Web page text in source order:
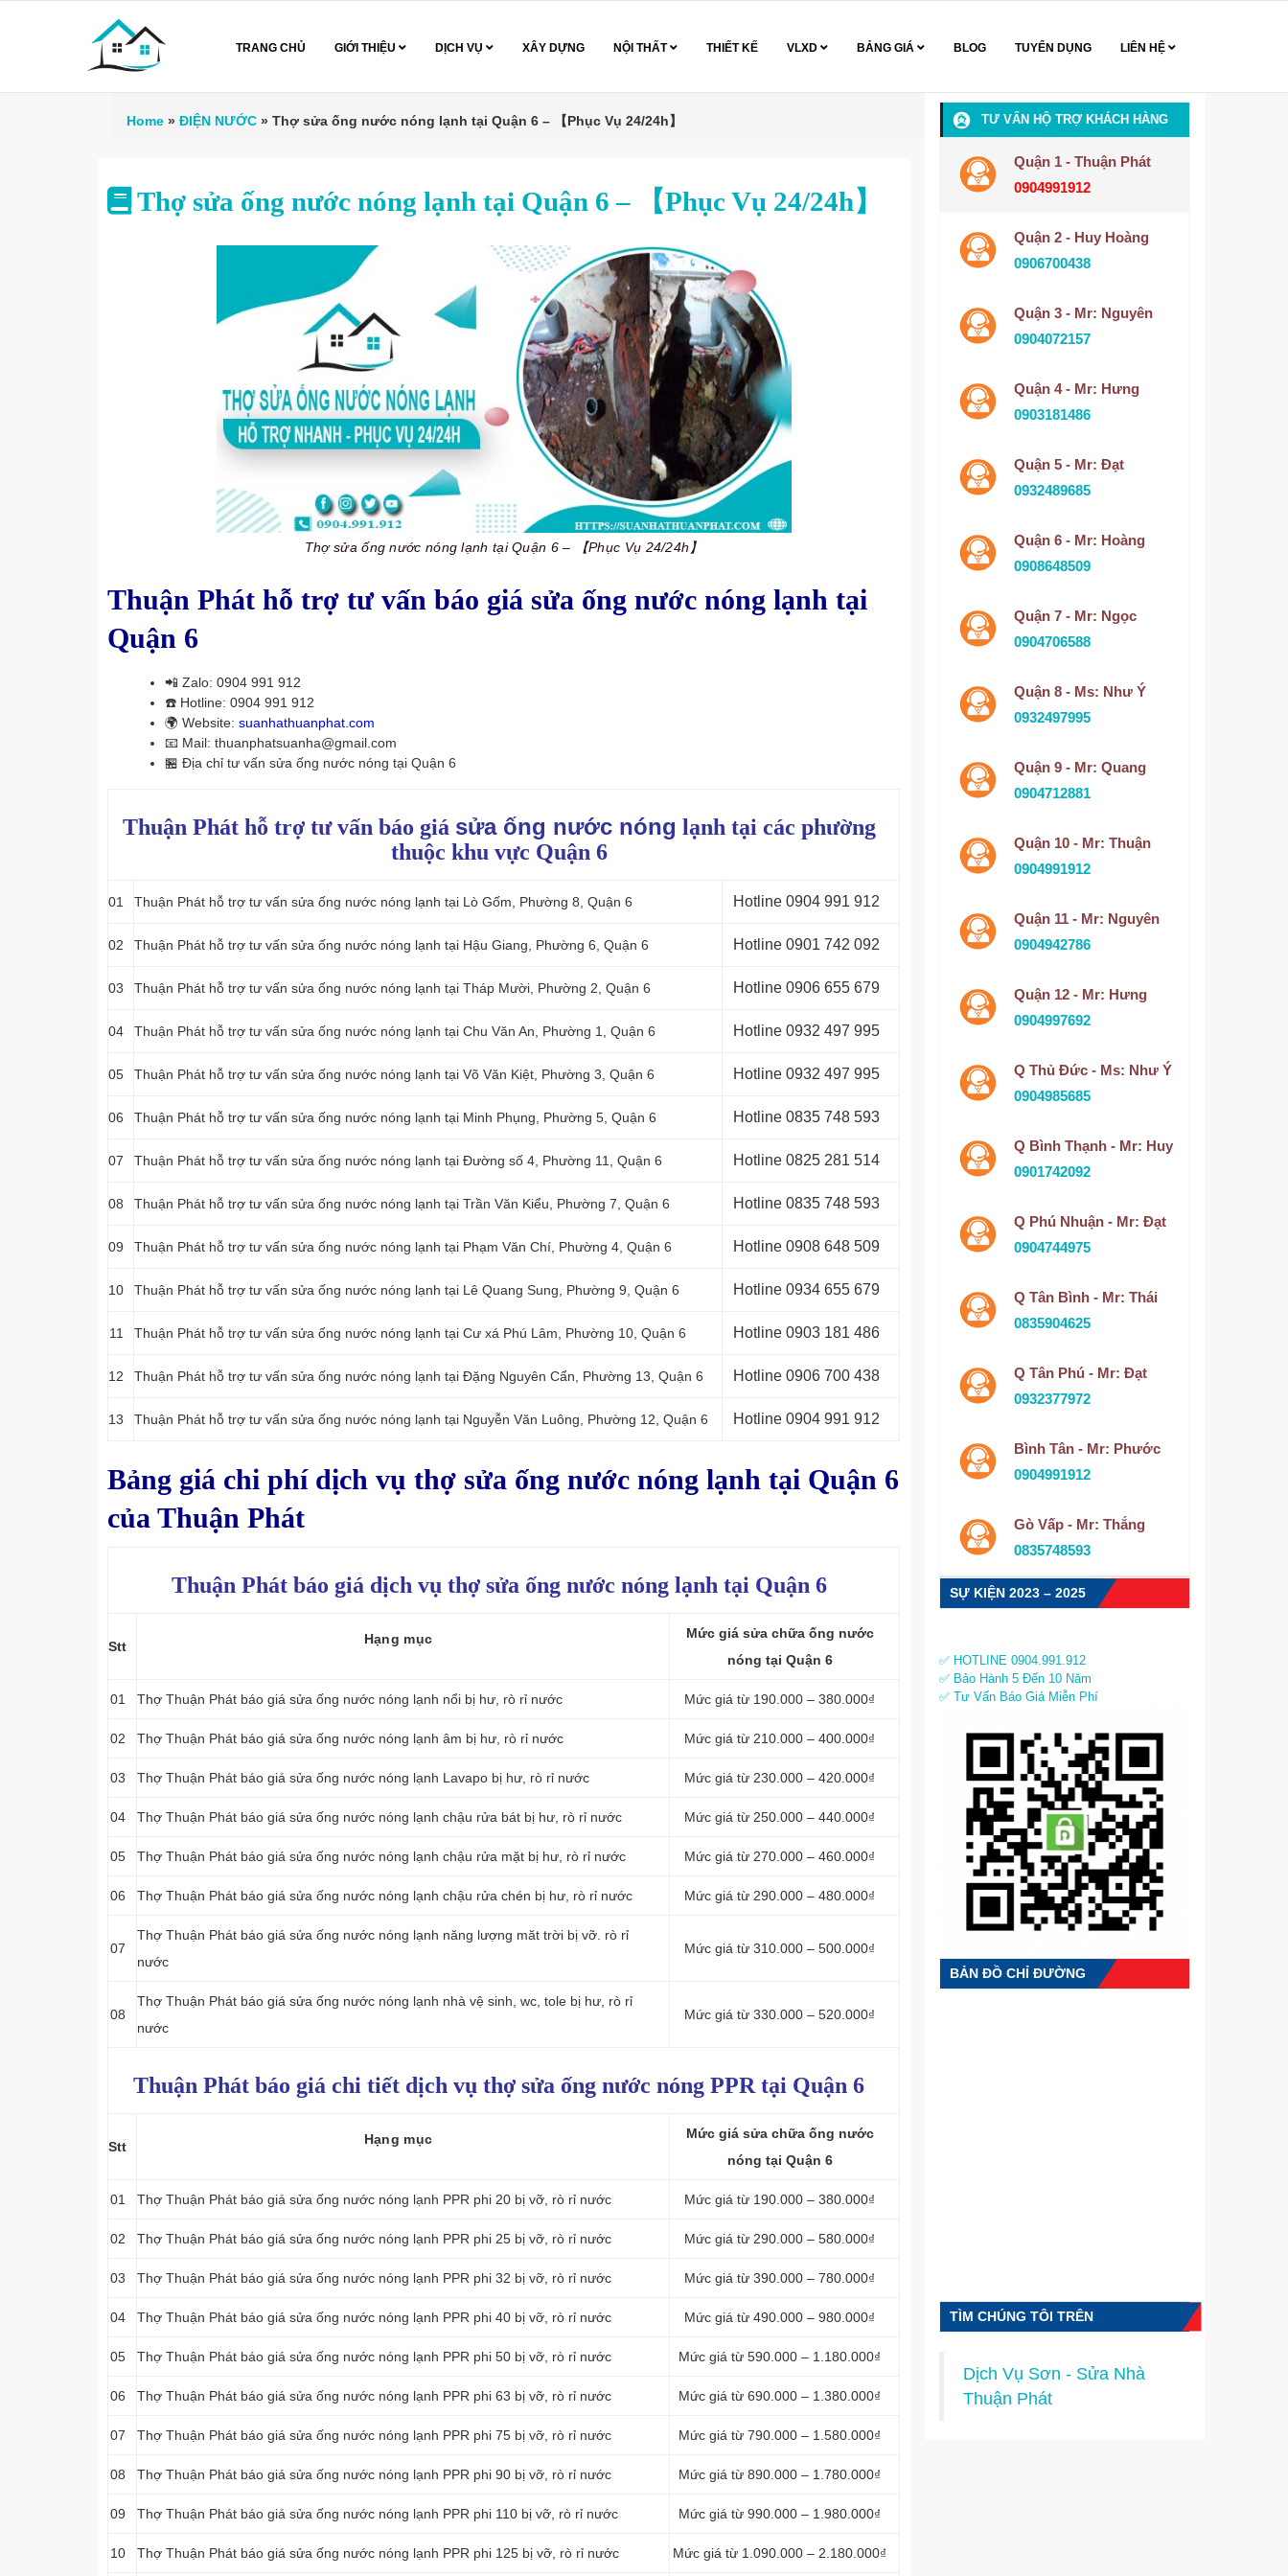
TRANG CHỦ GIỚI THIỆU DỊCH VỤ XÂY DỰNG NỘI THẤT THIẾT KẾ VLXD BẢNG GIÁ BLOG TUYỂN DỤNG LIÊN HỆ
Home » ĐIỆN NƯỚC » Thợ sửa ống nước nóng lạnh tại Quận 6 – 【Phục Vụ 24/24h】
Thợ sửa ống nước nóng lạnh tại Quận 6 – 【Phục Vụ 24/24h】
Thợ sửa ống nước nóng lạnh tại Quận 6 – 【Phục Vụ 24/24h】
Thuận Phát hỗ trợ tư vấn báo giá sửa ống nước nóng lạnh tại
Quận 6
📲 Zalo: 0904 991 912
☎️ Hotline: 0904 991 912
🌍 Website: suanhathuanphat.com
📧 Mail: thuanphatsuanha@gmail.com
🏪 Địa chỉ tư vấn sửa ống nước nóng tại Quận 6
Thuận Phát hỗ trợ tư vấn báo giá sửa ống nước nóng lạnh tại các phường
thuộc khu vực Quận 6
01 Thuận Phát hỗ trợ tư vấn sửa ống nước nóng lạnh tại Lò Gốm, Phường 8, Quận 6 Hotline 0904 991 912
02 Thuận Phát hỗ trợ tư vấn sửa ống nước nóng lạnh tại Hậu Giang, Phường 6, Quận 6 Hotline 0901 742 092
03 Thuận Phát hỗ trợ tư vấn sửa ống nước nóng lạnh tại Tháp Mười, Phường 2, Quận 6 Hotline 0906 655 679
04 Thuận Phát hỗ trợ tư vấn sửa ống nước nóng lạnh tại Chu Văn An, Phường 1, Quận 6 Hotline 0932 497 995
05 Thuận Phát hỗ trợ tư vấn sửa ống nước nóng lạnh tại Võ Văn Kiệt, Phường 3, Quận 6 Hotline 0932 497 995
06 Thuận Phát hỗ trợ tư vấn sửa ống nước nóng lạnh tại Minh Phụng, Phường 5, Quận 6 Hotline 0835 748 593
07 Thuận Phát hỗ trợ tư vấn sửa ống nước nóng lạnh tại Đường số 4, Phường 11, Quận 6 Hotline 0825 281 514
08 Thuận Phát hỗ trợ tư vấn sửa ống nước nóng lạnh tại Trần Văn Kiểu, Phường 7, Quận 6 Hotline 0835 748 593
09 Thuận Phát hỗ trợ tư vấn sửa ống nước nóng lạnh tại Phạm Văn Chí, Phường 4, Quận 6 Hotline 0908 648 509
10 Thuận Phát hỗ trợ tư vấn sửa ống nước nóng lạnh tại Lê Quang Sung, Phường 9, Quận 6 Hotline 0934 655 679
11 Thuận Phát hỗ trợ tư vấn sửa ống nước nóng lạnh tại Cư xá Phú Lâm, Phường 10, Quận 6 Hotline 0903 181 486
12 Thuận Phát hỗ trợ tư vấn sửa ống nước nóng lạnh tại Đặng Nguyên Cẩn, Phường 13, Quận 6 Hotline 0906 700 438
13 Thuận Phát hỗ trợ tư vấn sửa ống nước nóng lạnh tại Nguyễn Văn Luông, Phường 12, Quận 6 Hotline 0904 991 912
Bảng giá chi phí dịch vụ thợ sửa ống nước nóng lạnh tại Quận 6
của Thuận Phát
Thuận Phát báo giá dịch vụ thợ sửa ống nước nóng lạnh tại Quận 6
Stt Hạng mục
Mức giá sửa chữa ống nước
nóng tại Quận 6
01 Thợ Thuận Phát báo giá sửa ống nước nóng lạnh nổi bị hư, rò rỉ nước Mức giá từ 190.000 – 380.000₫
02 Thợ Thuận Phát báo giá sửa ống nước nóng lạnh âm bị hư, rò rỉ nước Mức giá từ 210.000 – 400.000₫
03 Thợ Thuận Phát báo giá sửa ống nước nóng lạnh Lavapo bị hư, rò rỉ nước Mức giá từ 230.000 – 420.000₫
04 Thợ Thuận Phát báo giá sửa ống nước nóng lạnh chậu rửa bát bị hư, rò rỉ nước Mức giá từ 250.000 – 440.000₫
05 Thợ Thuận Phát báo giá sửa ống nước nóng lạnh chậu rửa mặt bị hư, rò rỉ nước Mức giá từ 270.000 – 460.000₫
06 Thợ Thuận Phát báo giá sửa ống nước nóng lạnh chậu rửa chén bị hư, rò rỉ nước Mức giá từ 290.000 – 480.000₫
07
Thợ Thuận Phát báo giá sửa ống nước nóng lạnh năng lượng măt trời bị vỡ. rò rỉ
nước
Mức giá từ 310.000 – 500.000₫
08
Thợ Thuận Phát báo giá sửa ống nước nóng lạnh nhà vệ sinh, wc, tole bị hư, rò rỉ
nước
Mức giá từ 330.000 – 520.000₫
Thuận Phát báo giá chi tiết dịch vụ thợ sửa ống nước nóng PPR tại Quận 6
Stt Hạng mục
Mức giá sửa chữa ống nước
nóng tại Quận 6
01 Thợ Thuận Phát báo giá sửa ống nước nóng lạnh PPR phi 20 bị vỡ, rò rỉ nước Mức giá từ 190.000 – 380.000₫
02 Thợ Thuận Phát báo giá sửa ống nước nóng lạnh PPR phi 25 bị vỡ, rò rỉ nước Mức giá từ 290.000 – 580.000₫
03 Thợ Thuận Phát báo giá sửa ống nước nóng lạnh PPR phi 32 bị vỡ, rò rỉ nước Mức giá từ 390.000 – 780.000₫
04 Thợ Thuận Phát báo giá sửa ống nước nóng lạnh PPR phi 40 bị vỡ, rò rỉ nước Mức giá từ 490.000 – 980.000₫
05 Thợ Thuận Phát báo giá sửa ống nước nóng lạnh PPR phi 50 bị vỡ, rò rỉ nước Mức giá từ 590.000 – 1.180.000₫
06 Thợ Thuận Phát báo giá sửa ống nước nóng lạnh PPR phi 63 bị vỡ, rò rỉ nước Mức giá từ 690.000 – 1.380.000₫
07 Thợ Thuận Phát báo giá sửa ống nước nóng lạnh PPR phi 75 bị vỡ, rò rỉ nước Mức giá từ 790.000 – 1.580.000₫
08 Thợ Thuận Phát báo giá sửa ống nước nóng lạnh PPR phi 90 bị vỡ, rò rỉ nước Mức giá từ 890.000 – 1.780.000₫
09 Thợ Thuận Phát báo giá sửa ống nước nóng lạnh PPR phi 110 bị vỡ, rò rỉ nước Mức giá từ 990.000 – 1.980.000₫
10 Thợ Thuận Phát báo giá sửa ống nước nóng lạnh PPR phi 125 bị vỡ, rò rỉ nước Mức giá từ 1.090.000 – 2.180.000₫
TƯ VẤN HỘ TRỢ KHÁCH HÀNG
Quận 1 - Thuận Phát
0904991912
Quận 2 - Huy Hoàng
0906700438
Quận 3 - Mr: Nguyên
0904072157
Quận 4 - Mr: Hưng
0903181486
Quận 5 - Mr: Đạt
0932489685
Quận 6 - Mr: Hoàng
0908648509
Quận 7 - Mr: Ngọc
0904706588
Quận 8 - Ms: Như Ý
0932497995
Quận 9 - Mr: Quang
0904712881
Quận 10 - Mr: Thuận
0904991912
Quận 11 - Mr: Nguyên
0904942786
Quận 12 - Mr: Hưng
0904997692
Q Thủ Đức - Ms: Như Ý
0904985685
Q Bình Thạnh - Mr: Huy
0901742092
Q Phú Nhuận - Mr: Đạt
0904744975
Q Tân Bình - Mr: Thái
0835904625
Q Tân Phú - Mr: Đạt
0932377972
Bình Tân - Mr: Phước
0904991912
Gò Vấp - Mr: Thắng
0835748593
SỰ KIỆN 2023 – 2025
✅ HOTLINE 0904.991.912
✅ Bảo Hành 5 Đến 10 Năm
✅ Tư Vấn Báo Giá Miễn Phí
BẢN ĐỒ CHỈ ĐƯỜNG
TÌM CHÚNG TÔI TRÊN
Dịch Vụ Sơn - Sửa Nhà
Thuận Phát